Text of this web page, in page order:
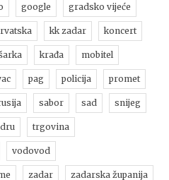
google gradsko vijeće
kk zadar koncert
krađa mobitel
pag policija promet
sabor sad snijeg
trgovina
vodovod
zadar zadarska županija